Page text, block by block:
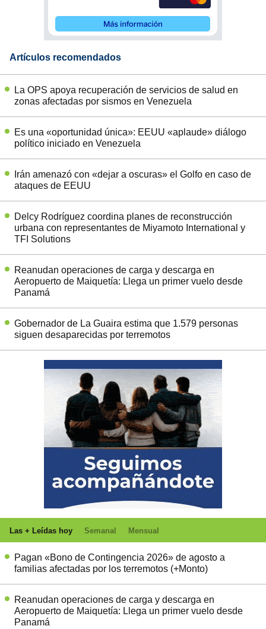
Artículos recomendados
La OPS apoya recuperación de servicios de salud en
zonas afectadas por sismos en Venezuela
Es una «oportunidad única»: EEUU «aplaude» diálogo
político iniciado en Venezuela
Irán amenazó con «dejar a oscuras» el Golfo en caso de
ataques de EEUU
Delcy Rodríguez coordina planes de reconstrucción
urbana con representantes de Miyamoto International y
TFI Solutions
Reanudan operaciones de carga y descarga en
Aeropuerto de Maiquetía: Llega un primer vuelo desde
Panamá
Gobernador de La Guaira estima que 1.579 personas
siguen desaparecidas por terremotos
Las + Leídas hoy Semanal Mensual
Pagan «Bono de Contingencia 2026» de agosto a
familias afectadas por los terremotos (+Monto)
Reanudan operaciones de carga y descarga en
Aeropuerto de Maiquetía: Llega un primer vuelo desde
Panamá